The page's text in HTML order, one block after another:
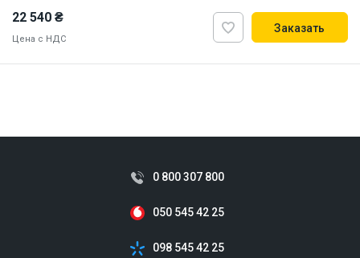
22 540 ₴
Цена с НДС
Заказать
0 800 307 800
050 545 42 25
098 545 42 25